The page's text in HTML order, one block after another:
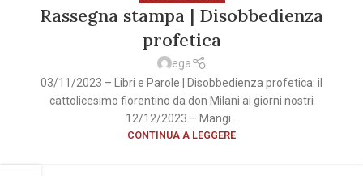
Rassegna stampa | Disobbedienza
profetica
ega
03/11/2023 – Libri e Parole | Disobbedienza profetica: il
cattolicesimo fiorentino da don Milani ai giorni nostri
12/12/2023 – Mangi...
CONTINUA A LEGGERE